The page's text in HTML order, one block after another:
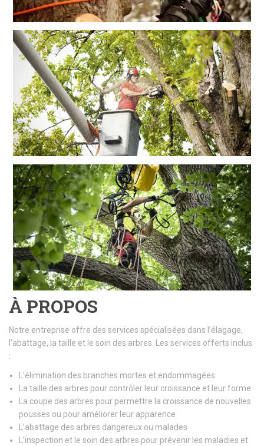
À PROPOS
Notre entreprise offre des services spécialisées dans l’élagage,
l’abattage, la taille et le soin des arbres. Les services offerts inclus
:
L’élimination des branches mortes et endommagées
La taille des arbres pour contrôler leur croissance et leur forme
La coupe des arbres pour permettre la croissance de nouvelles
pousses ou pour améliorer leur apparence
L’abattage des arbres dangereux ou malades
L’inspection et le soin des arbres pour prévenir les maladies et